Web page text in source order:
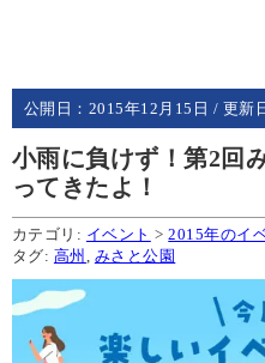
公開日： 2015年12月15日 / 更新
小雨に負けず！第2回
ってきたよ！
カテゴリ: イベント >2015年のイ
タグ: 高州 , みさと公園